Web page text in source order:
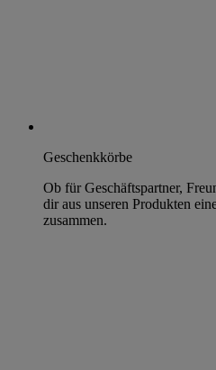
Geschenkkörbe
Ob für Geschäftspartner,
dir aus unseren Produkten
zusammen.